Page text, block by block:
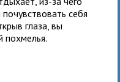
себя
глаза, вы
похмелья.